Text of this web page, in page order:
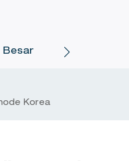
Besar Hubungi Kami
Korea